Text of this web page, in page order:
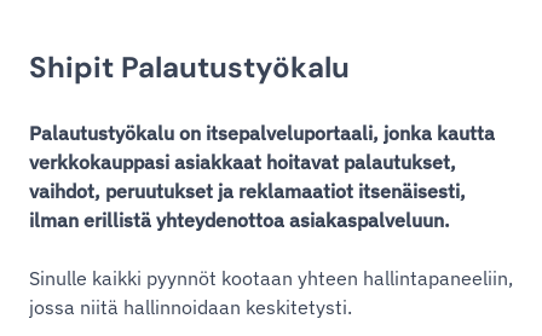
Shipit Palautustyökalu
Palautustyökalu on itsepalveluportaali, jonka kautta
verkkokauppasi asiakkaat hoitavat palautukset,
vaihdot, peruutukset ja reklamaatiot itsenäisesti,
ilman erillistä yhteydenottoa asiakaspalveluun.
Sinulle kaikki pyynnöt kootaan yhteen hallintapaneeliin,
jossa niitä hallinnoidaan keskitetysti.